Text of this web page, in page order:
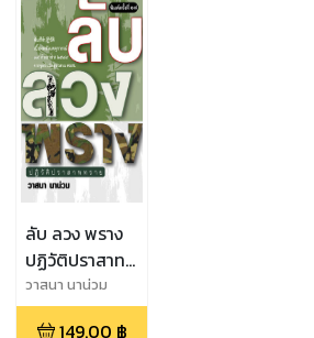
ลับ ลวง พราง
ปฏิวัติปราสาท
ทราย
วาสนา นาน่วม
149.00 ฿